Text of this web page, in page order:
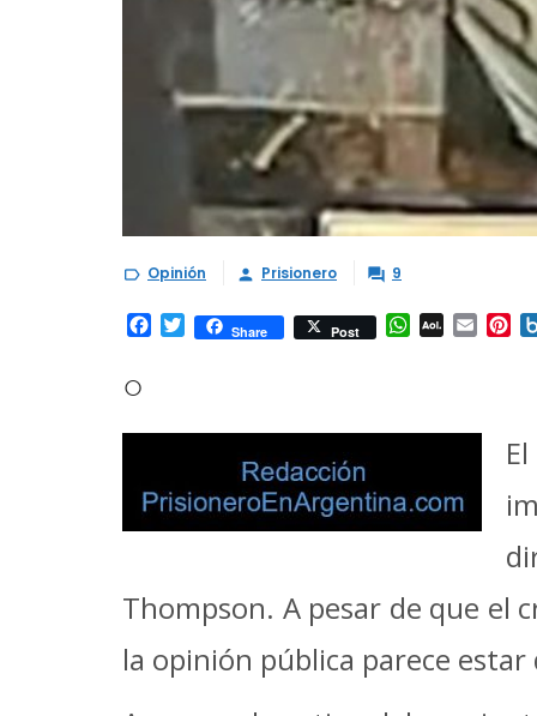
 Opinión  Prisionero  9
Facebook
TwitterShare Post WhatsApp
AOL Email
○
Thompson. A pesar de que el
la opinión pública parece